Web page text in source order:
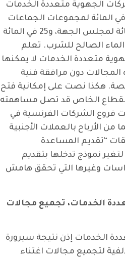
الجهوية متعددة الخدمات
بــ 25 في المائة للدولة، و40 في المائة لمجموعات الجماعات
الترابية للتوزيع، و10 في المائة لمجلس الجهة، و25 في المائة
الصالح للشرب. تعلم
متعددة الخدمات لا يمكنها
دون مرافقة فنية
هكذا نصت على إمكانية فتح
الخاص قد تصل مساهمته
كانت فروع الشركات الفرنسية في
من الأرباح بالعملات الأجنبية
“تقديم المساعدة
لتغير نموذج تدخلها بتقديم
وغيرها التي تحقق هامش
الخدمات، تجميع مجالات
الخدمات إذن نتيجة سيرورة
لتجميع مجالات اغتناء